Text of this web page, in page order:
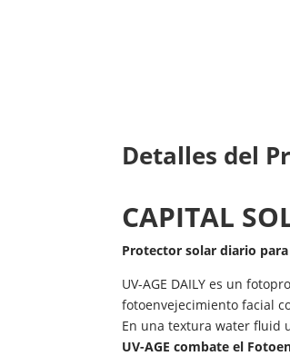
Detalles del
CAPITAL
Protector solar diario para
UV-AGE DAILY es un
fotoenvejecimiento facial
En una textura water fluid
UV-AGE combate el